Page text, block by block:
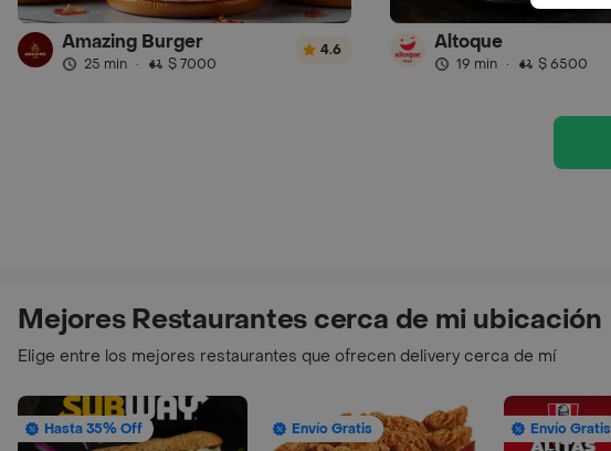
Amazing Burger
25 min · $ 7000
4.6 Altoque
19 min · $ 6500
Mejores Restaurantes cerca de mi ubicación
Elige entre los mejores restaurantes que ofrecen delivery cerca de mí
Hasta 35% Off Envío Gratis Envío Gratis